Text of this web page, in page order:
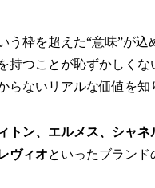
う枠を超えた“意味”が
持つことが恥ずかしく
ないリアルな価値を知
トン、エルメス、シャネ
ヴィオといったブランド